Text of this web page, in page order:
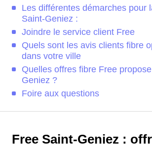
Les différentes démarches pour
Saint-Geniez :
Joindre le service client Free
Quels sont les avis clients fibre
dans votre ville
Quelles offres fibre Free
Geniez ?
Foire aux questions
Free Saint-Geniez :